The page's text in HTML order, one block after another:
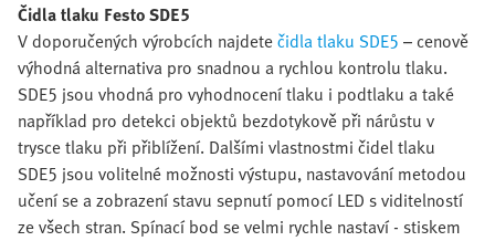
Čidla tlaku Festo SDE5
V doporučených výrobcích najdetečidla tlaku SDE5 – cenově
výhodná alternativa pro snadnou a rychlou kontrolu tlaku.
SDE5 jsou vhodná pro vyhodnocení tlaku i podtlaku a také
například pro detekci objektů bezdotykově při nárůstu v
trysce tlaku při přiblížení. Dalšími vlastnostmi čidel tlaku
SDE5 jsou volitelné možnosti výstupu, nastavování metodou
učení se a zobrazení stavu sepnutí pomocí LED s viditelností
ze všech stran. Spínací bod se velmi rychle nastaví - stiskem